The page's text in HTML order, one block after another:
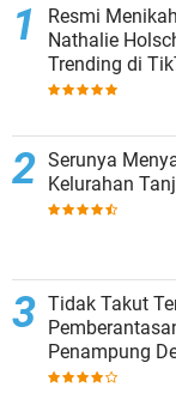
Resmi
Nathalie
Trending di
Penonton
Serunya
Tidak Takut
Penampung
MENARA4D